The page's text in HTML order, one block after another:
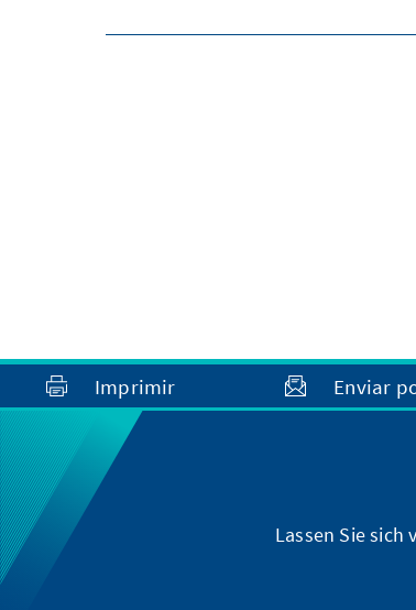
Imprimir Enviar
Lassen Sie